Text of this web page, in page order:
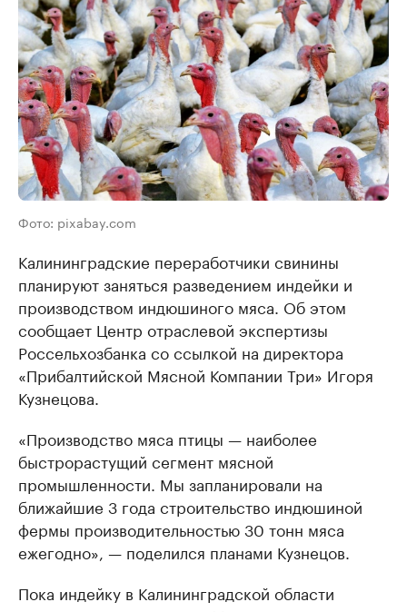
Фото: pixabay.com
Калининградские переработчики свинины
планируют заняться разведением индейки и
производством индюшиного мяса. Об этом
сообщает Центр отраслевой экспертизы
Россельхозбанка со ссылкой на директора
«Прибалтийской Мясной Компании Три» Игоря
Кузнецова.
«Производство мяса птицы — наиболее
быстрорастущий сегмент мясной
промышленности. Мы запланировали на
ближайшие 3 года строительство индюшиной
фермы производительностью 30 тонн мяса
ежегодно», — поделился планами Кузнецов.
Пока индейку в Калининградской области